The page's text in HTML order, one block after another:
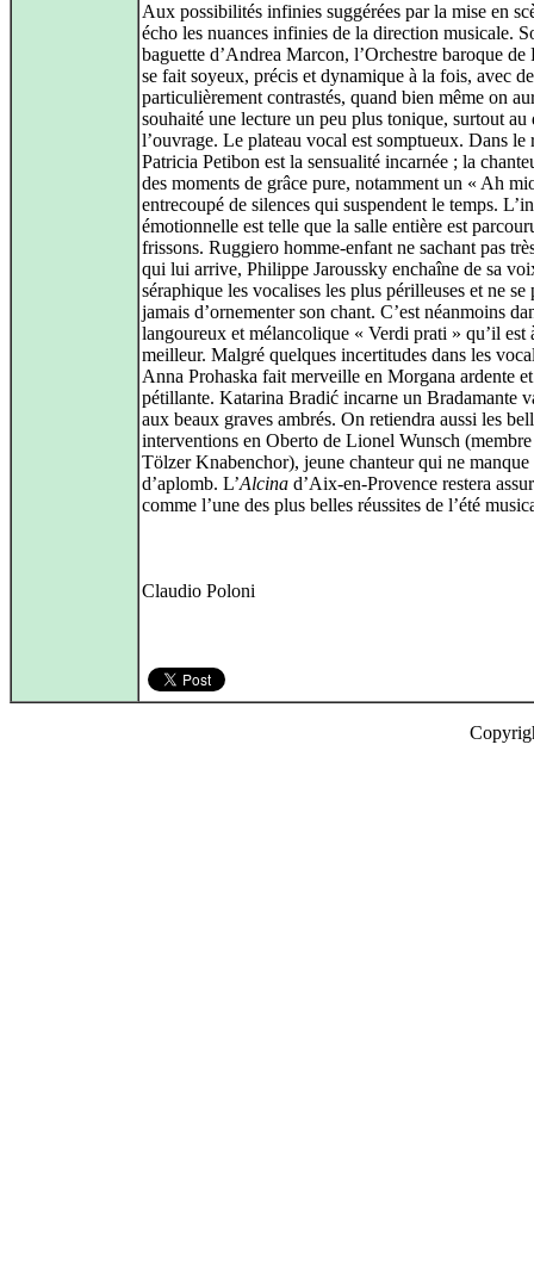
Aux possibilités infinies suggérées par la mise en
écho les nuances infinies de la direction musicale.
baguette d’Andrea Marcon, l’Orchestre baroque de
se fait soyeux, précis et dynamique à la fois, avec
particulièrement contrastés, quand bien même on
souhaité une lecture un peu plus tonique, surtout au
l’ouvrage. Le plateau vocal est somptueux. Dans le
Patricia Petibon est la sensualité incarnée ; la
des moments de grâce pure, notamment un « Ah
entrecoupé de silences qui suspendent le temps.
émotionnelle est telle que la salle entière est
frissons. Ruggiero homme-enfant ne sachant pas
qui lui arrive, Philippe Jaroussky enchaîne de sa
séraphique les vocalises les plus périlleuses et ne se
jamais d’ornementer son chant. C’est néanmoins
langoureux et mélancolique « Verdi prati » qu’il est
meilleur. Malgré quelques incertitudes dans les
Anna Prohaska fait merveille en Morgana ardente et
pétillante. Katarina Bradić incarne un Bradamante
aux beaux graves ambrés. On retiendra aussi les
interventions en Oberto de Lionel Wunsch
Tölzer Knabenchor), jeune chanteur qui ne manque
d’aplomb. L’Alcina d’Aix-en-Provence restera
comme l’une des plus belles réussites de l’été
Claudio Poloni